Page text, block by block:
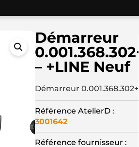
Démarreur
0.001.368.302+
– +LINE Neuf
Démarreur 0.001.368.302+
Référence AtelierD :
3001642
Référence fournisseur :